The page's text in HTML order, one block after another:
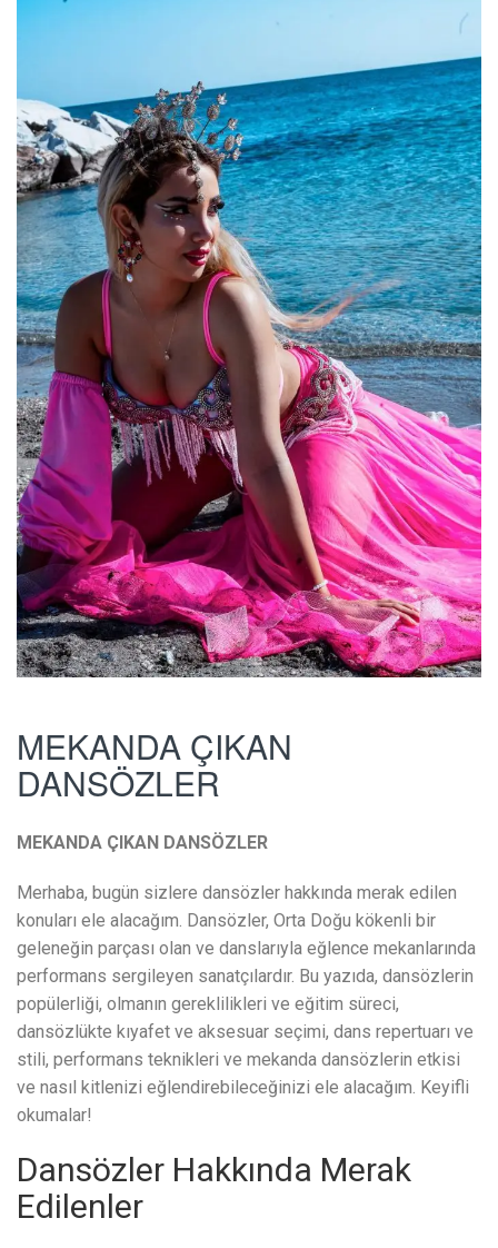
MEKANDA ÇIKAN
DANSÖZLER
MEKANDA ÇIKAN DANSÖZLER
Merhaba, bugün sizlere dansözler hakkında merak edilen
konuları ele alacağım. Dansözler, Orta Doğu kökenli bir
geleneğin parçası olan ve danslarıyla eğlence mekanlarında
performans sergileyen sanatçılardır. Bu yazıda, dansözlerin
popülerliği, olmanın gereklilikleri ve eğitim süreci,
dansözlükte kıyafet ve aksesuar seçimi, dans repertuarı ve
stili, performans teknikleri ve mekanda dansözlerin etkisi
ve nasıl kitlenizi eğlendirebileceğinizi ele alacağım. Keyifli
okumalar!
Dansözler Hakkında Merak
Edilenler